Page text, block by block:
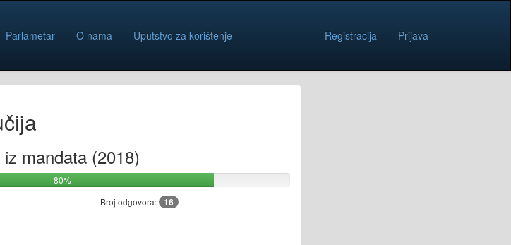
Parlametar O nama Uputstvo za korištenje Registracija Prijava
mandata (2018)
80%
Broj odgovora: 16